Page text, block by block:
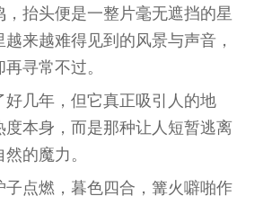
，抬头便是一整片毫无遮挡的星
来越难得见到的风景与声音，
寻常不过。
好几年，但它真正吸引人的地
度本身，而是那种让人短暂逃离
然的魔力。
子点燃，暮色四合，篝火噼啪作